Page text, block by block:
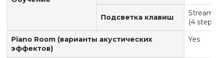
Подсветка клавиш
Stream
(4 steps)
Piano Room (варианты акустических
эффектов)
Yes